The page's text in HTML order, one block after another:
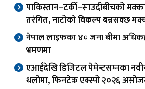
पाकिस्तान–टर्की–साउदीबीचको
तरंगित, नाटोको विकल्प बन्नसक्छ
नेपाल लाइफका ४० जना बीमा
भ्रमणमा
एआईदेखि डिजिटल पेमेन्टसम्मका
थलोमा, फिनटेक एक्स्पो २०२६